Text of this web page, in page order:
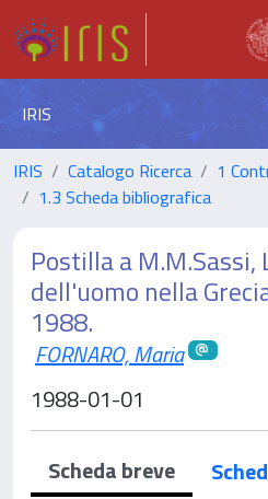
IRIS
IRIS Catalogo Ricerca
1
1.3 Scheda bibliografica
Postilla a M.M.Sassi,
dell'uomo nella
1988.
FORNARO, Maria
1988-01-01
Scheda breve